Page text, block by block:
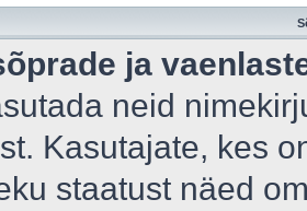
ja
neid
Kasutajate, kes
staatust näed